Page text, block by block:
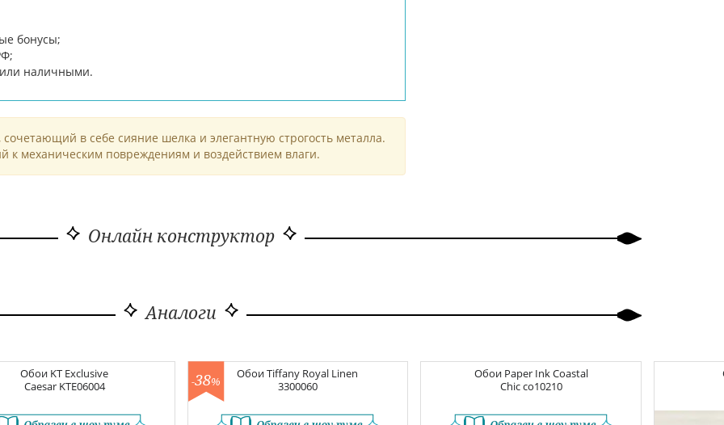
бонусы;
или наличными.
в себе сияние шелка и элегантную строгость металла.
к механическим повреждениям и воздействием влаги.
Онлайн конструктор
Аналоги
Обои KT Exclusive
Caesar KTE06004
ОбоиTiffany Royal Linen
3300060
-38%
Обои Paper Ink Coastal
Chicco10210